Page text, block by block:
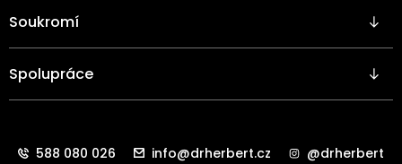
Soukromí
Spolupráce
588 080 026 info@drherbert.cz
@drherbert